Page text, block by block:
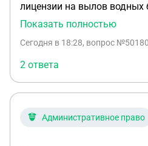
лицензии на вылов водных
ресурсов на территории
самого начала: что
требования к судну,какой
картину в целом. Когда
, факультативно, примерно
права были в их зоне
Показать полностью
Сегодня в 18:28, вопрос
2 ответа
Административное право